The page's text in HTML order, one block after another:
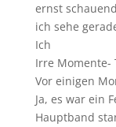
ernst
ich sehe
Ich
Irre Momente-
Vor einigen
Ja, es war ein
Hauptband